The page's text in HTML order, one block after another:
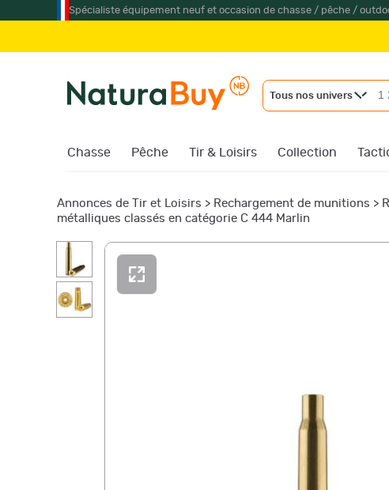
Spécialiste équipement neuf et occasion de chasse / pêche /
Tous nos univers
Chasse Pêche Tir & Loisirs Collection
Annonces de Tir et Loisirs > Rechargement de munitions >
métalliques classés en catégorie C 444 Marlin